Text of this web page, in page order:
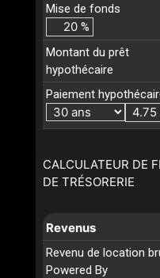
Mise de fonds
%
Montant du prêt
hypothécaire
Paiement
CALCULATEUR DE
DE TRÉSORERIE
Revenus
Revenu de location
Powered By